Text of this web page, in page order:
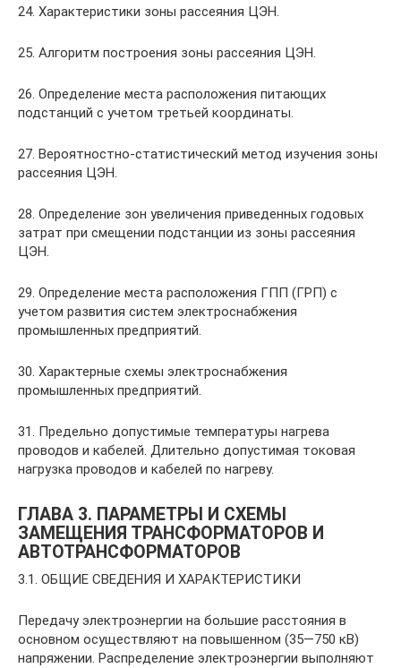
24. Характеристики зоны рассеяния ЦЭН.
25. Алгоритм построения зоны рассеяния ЦЭН.
26. Определение места расположения питающих
подстанций с учетом третьей координаты.
27. Вероятностно-статистический метод изучения зоны
рассеяния ЦЭН.
28. Определение зон увеличения приведенных годовых
затрат при смещении подстанции из зоны рассеяния
ЦЭН.
29. Определение места расположения ГПП (ГРП) с
учетом развития систем электроснабжения
промышленных предприятий.
30. Характерные схемы электроснабжения
промышленных предприятий.
31. Предельно допустимые температуры нагрева
проводов и кабелей. Длительно допустимая токовая
нагрузка проводов и кабелей по нагреву.
ГЛАВА 3. ПАРАМЕТРЫ И СХЕМЫ
ЗАМЕЩЕНИЯ ТРАНСФОРМАТОРОВ И
АВТОТРАНСФОРМАТОРОВ
3.1. ОБЩИЕ СВЕДЕНИЯ И ХАРАКТЕРИСТИКИ
Передачу электроэнергии на большие расстояния в
основном осуществляют на повышенном (35—750 кВ)
напряжении. Распределение электроэнергии выпол­няют